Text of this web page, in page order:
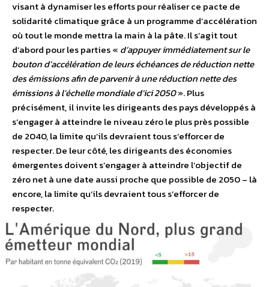
visant à dynamiser les efforts pour réaliser ce pacte de
solidarité climatique grâce à un programme d’accélération
où tout le monde mettra la main à la pâte. Il s’agit tout
d’abord pour les parties « d’appuyer immédiatement sur le
bouton d’accélération de leurs échéances de réduction nette
des émissions afin de parvenir à une réduction nette des
émissions à l’échelle mondiale d’ici 2050». Plus
précisément, il invite les dirigeants des pays développés à
s’engager à atteindre le niveau zéro le plus près possible
de 2040, la limite qu’ils devraient tous s’efforcer de
respecter. De leur côté, les dirigeants des économies
émergentes doivent s’engager à atteindre l’objectif de
zéro net à une date aussi proche que possible de 2050 – là
encore, la limite qu’ils devraient tous s’efforcer de
respecter.